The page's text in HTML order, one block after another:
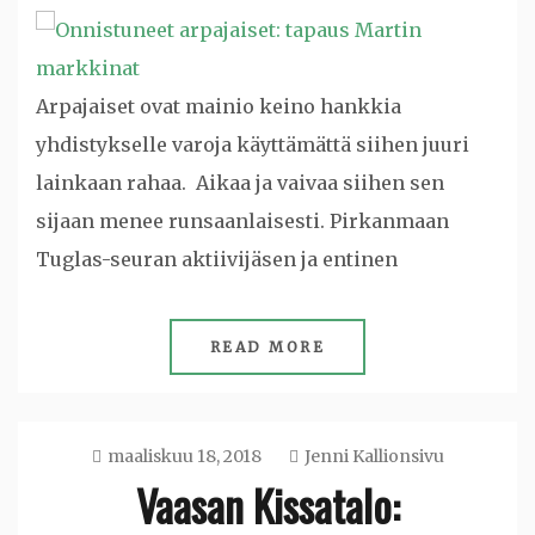
Arpajaiset ovat mainio keino hankkia
yhdistykselle varoja käyttämättä siihen juuri
lainkaan rahaa. Aikaa ja vaivaa siihen sen
sijaan menee runsaanlaisesti. Pirkanmaan
Tuglas-seuran aktiivijäsen ja entinen
READ MORE
maaliskuu 18, 2018 Jenni Kallionsivu
Vaasan Kissatalo: